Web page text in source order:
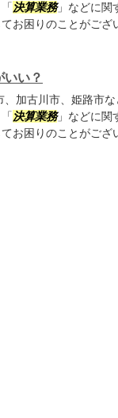
決算業務」などに関
お困りのことがござ
いい？
加古川市、姫路市
決算業務」などに関
お困りのことがござ